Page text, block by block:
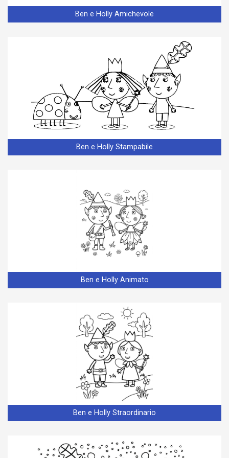
Ben e Holly Amichevole
Ben e Holly Stampabile
Ben e Holly Animato
Ben e Holly Straordinario